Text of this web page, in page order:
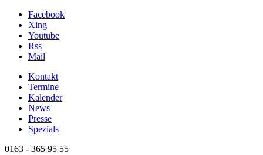
Facebook
Xing
Youtube
Rss
Mail
Kontakt
Termine
Kalender
News
Presse
Spezials
0163 - 365 95 55